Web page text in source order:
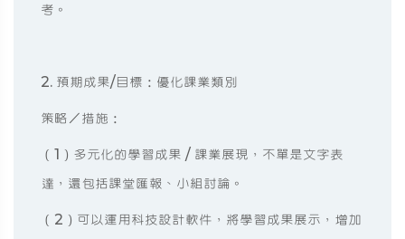
考。
2. 預期成果/目標：優化課業類別
策略／措施：
（1）多元化的學習成果 / 課業展現，不單是文字表
達，還包括課堂匯報、小組討論。
（2）可以運用科技設計軟件，將學習成果展示，增加